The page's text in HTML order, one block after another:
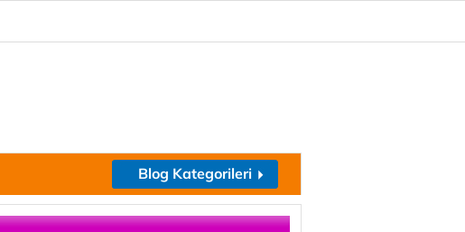
Blog Kategorileri